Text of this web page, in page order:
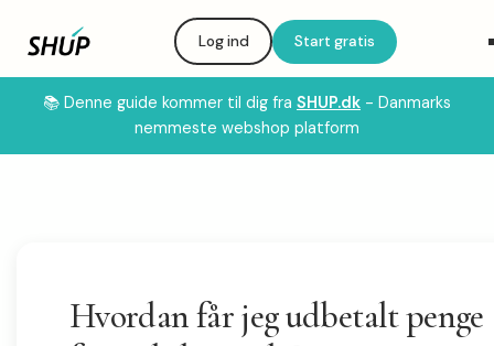
📚 Denne guide kommer til dig fra SHUP.dk - Danmarks
nemmeste webshop platform
Log ind Start gratis
Hvordan får jeg udbetalt penge